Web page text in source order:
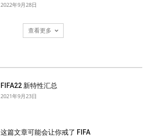
2022年9月28日
查看更多
FIFA22 新特性汇总
2021年9月23日
这篇文章可能会让你戒了 FIFA